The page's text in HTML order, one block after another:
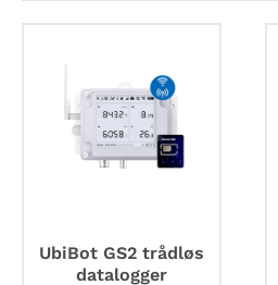
UbiBot GS2 trådløs
datalogger